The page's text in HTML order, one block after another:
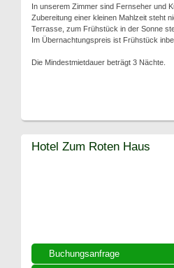
In unserem Zimmer sind Fernseher und
Zubereitung einer kleinen Mahlzeit steht
Terrasse, zum Frühstück in der Sonne
Im Übernachtungspreis ist Frühstück
Die Mindestmietdauer beträgt 3 Nächte.
Buchungsanfrage
Hotel Zum Roten Haus